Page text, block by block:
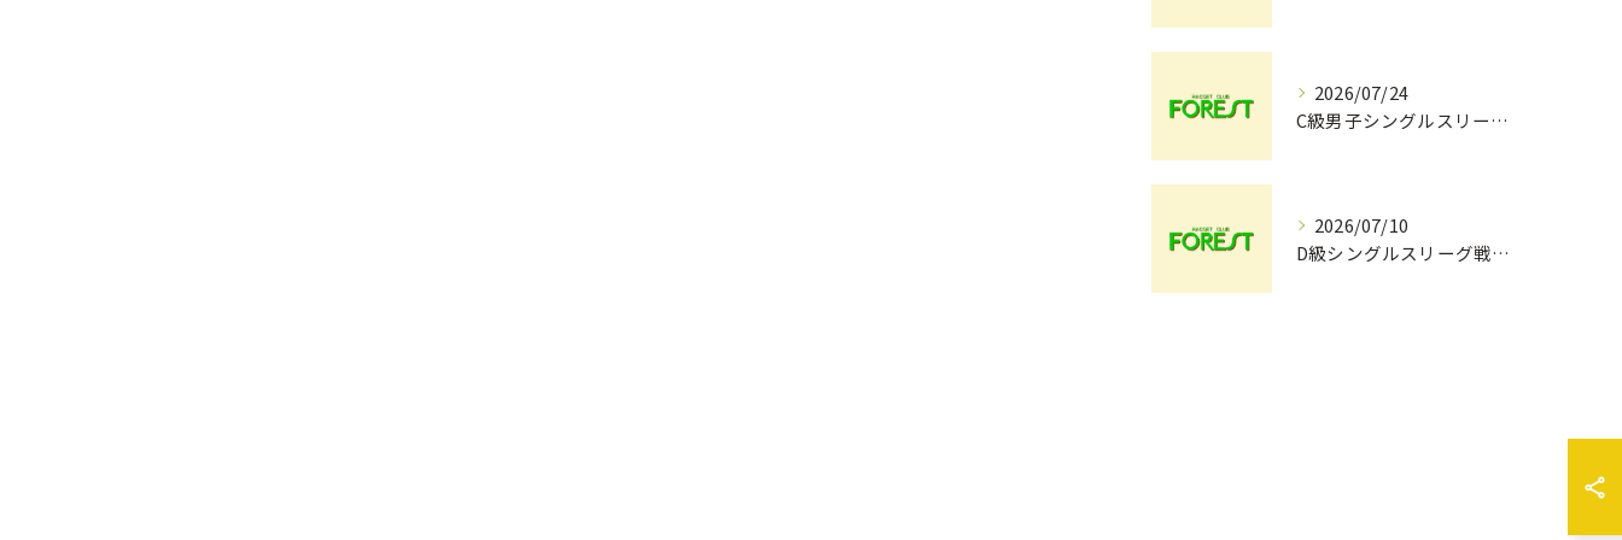
2026/07/24
C級男子シングルスリーグ戦ドロー（7/26）
2026/07/10
D級シングルスリーグ戦ドロー（7/12）